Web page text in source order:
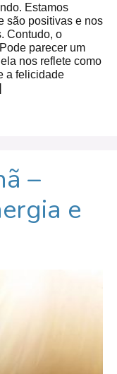
Estamos
são positivas e nos
Contudo, o
parecer um
nos reflete como
a felicidade
–
e